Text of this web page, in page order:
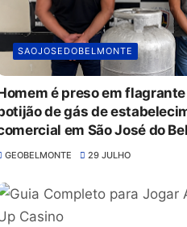
SAOJOSEDOBELMONTE
é preso em
de gás de
em São José do
GEOBELMONTE 29 JULHO